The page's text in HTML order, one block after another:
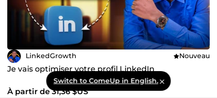
LinkedGrowth Nouveau
Je vais optimiser votre profil LinkedIn
À partir de 31,36 $US
Switch to ComeUp in English.